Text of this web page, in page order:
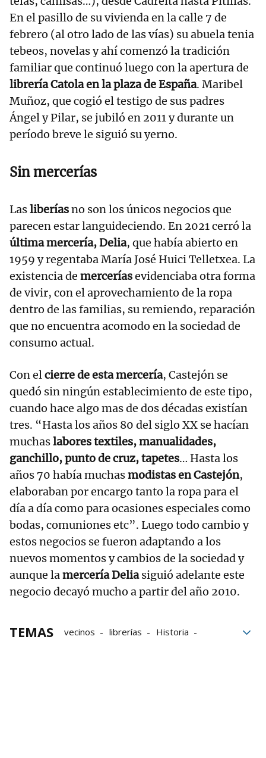
En el pasillo de su vivienda en la calle 7 de
febrero (al otro lado de las vías) su abuela tenia
tebeos, novelas y ahí comenzó la tradición
familiar que continuó luego con la apertura de
librería Catola en la plaza de España. Maribel
Muñoz, que cogió el testigo de sus padres
Ángel y Pilar, se jubiló en 2011 y durante un
período breve le siguió su yerno.
Sin mercerías
Lasliberíasno son los únicos negocios que
parecen estar languideciendo. En 2021 cerró la
última mercería, Delia, que había abierto en
1959 y regentaba María José Huici Telletxea. La
existencia de merceríasevidenciaba otra forma
de vivir, con el aprovechamiento de la ropa
dentro de las familias, su remiendo, reparación
que no encuentra acomodo en la sociedad de
consumo actual.
Con elcierre de esta mercería, Castejón se
quedó sin ningún establecimiento de este tipo,
cuando hace algo mas de dos décadas existían
tres. “Hasta los años 80 del siglo XX se hacían
muchaslabores textiles, manualidades,
ganchillo, punto de cruz, tapetes… Hasta los
años 70 había muchasmodistas en Castejón,
elaboraban por encargo tanto la ropa para el
día a día como para ocasiones especiales como
bodas, comuniones etc”. Luego todo cambio y
estos negocios se fueron adaptando a los
nuevos momentos y cambios de la sociedad y
aunque lamercería Deliasiguió adelante este
negocio decayó mucho a partir del año 2010.
TEMAS vecinos librerías
Historia